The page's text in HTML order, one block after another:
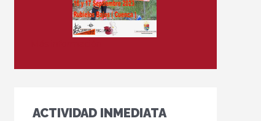
ACTIVIDAD INMEDIATA